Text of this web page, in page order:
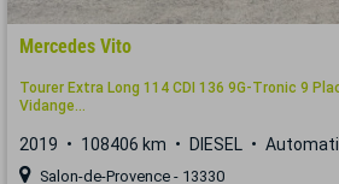
Mercedes Vito
Tourer Extra Long 114 CDI 136 9G-Tronic 9
Vidange...
2019 108406 km DIESEL
Salon-de-Provence - 13330